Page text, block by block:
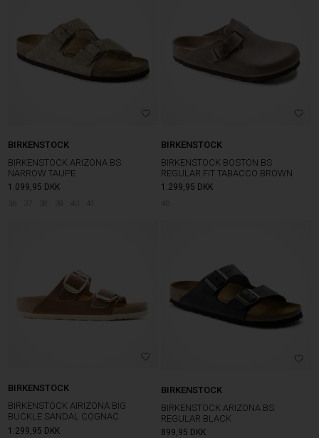
BIRKENSTOCK
BIRKENSTOCK ARIZONA BS
NARROW TAUPE
1.099,95 DKK
36 37 38 39 40 41
BIRKENSTOCK
BIRKENSTOCK BOSTON BS
REGULAR FIT TABACCO BROWN
1.299,95 DKK
40
BIRKENSTOCK
BIRKENSTOCK AIRIZONA BIG
BUCKLE SANDAL COGNAC
1.299,95 DKK
BIRKENSTOCK
BIRKENSTOCK ARIZONA BS
REGULAR BLACK
899,95 DKK